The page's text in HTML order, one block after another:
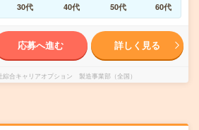
30代 40代 50代 60代
応募へ進む 詳しく見る
綜合キャリアオプション 製造事業部（全国）